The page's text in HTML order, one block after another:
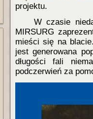
projektu.
W czasie
MIRSURG
mieści się na
jest generowana
długości fali
podczerwień za